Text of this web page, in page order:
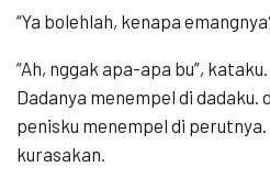
“Ya bolehlah, kenapa
“Ah, nggak apa-apa bu”,
Dadanya menempel di dadaku.
penisku menempel di
kurasakan.